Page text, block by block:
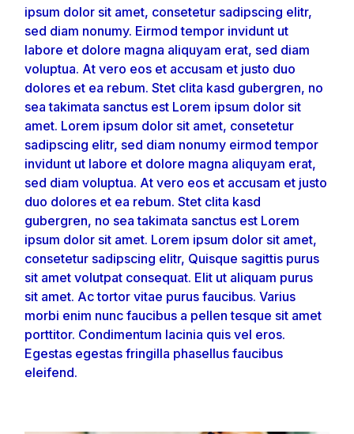
ipsum dolor sit amet, consetetur sadipscing elitr,
sed diam nonumy. Eirmod tempor invidunt ut
labore et dolore magna aliquyam erat, sed diam
voluptua. At vero eos et accusam et justo duo
dolores et ea rebum. Stet clita kasd gubergren, no
sea takimata sanctus est Lorem ipsum dolor sit
amet. Lorem ipsum dolor sit amet, consetetur
sadipscing elitr, sed diam nonumy eirmod tempor
invidunt ut labore et dolore magna aliquyam erat,
sed diam voluptua. At vero eos et accusam et justo
duo dolores et ea rebum. Stet clita kasd
gubergren, no sea takimata sanctus est Lorem
ipsum dolor sit amet. Lorem ipsum dolor sit amet,
consetetur sadipscing elitr, Quisque sagittis purus
sit amet volutpat consequat. Elit ut aliquam purus
sit amet. Ac tortor vitae purus faucibus. Varius
morbi enim nunc faucibus a pellen tesque sit amet
porttitor. Condimentum lacinia quis vel eros.
Egestas egestas fringilla phasellus faucibus
eleifend.